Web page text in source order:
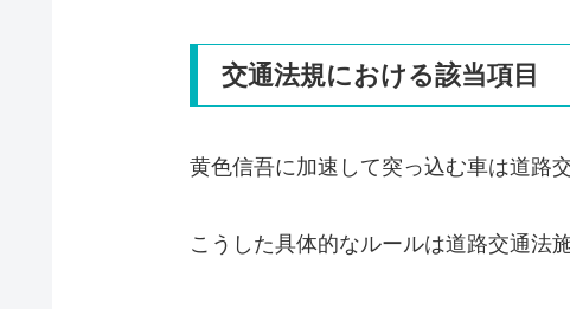
交通法規における該当項目
黄色信吾に加速して突っ込む車は道路
こうした具体的なルールは道路交通法